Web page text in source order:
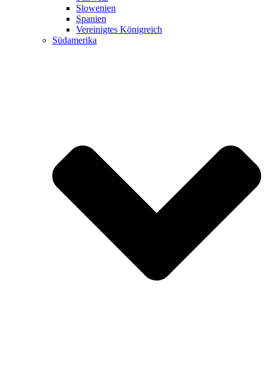
Slowenien
Spanien
Vereinigtes Königreich
Südamerika